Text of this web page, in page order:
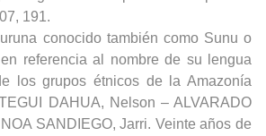
191.
conocido también como Sunu o
referencia al nombre de su lengua
los grupos étnicos de la Amazonía
DAHUA, Nelson – ALVARADO
SANDIEGO, Jarri. Veinte años de